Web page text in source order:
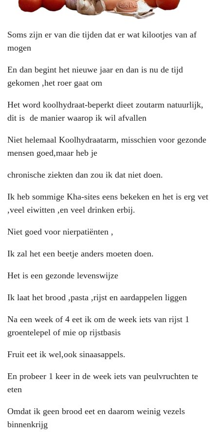
Soms zijn er van die tijden dat er wat kilootjes van af
mogen
En dan begint het nieuwe jaar en dan is nu de tijd
gekomen ,het roer gaat om
Het word koolhydraat-beperkt dieet zoutarm natuurlijk,
dit is de manier waarop ik wil afvallen
Niet helemaal Koolhydraatarm, misschien voor gezonde
mensen goed,maar heb je
chronische ziekten dan zou ik dat niet doen.
Ik heb sommige Kha-sites eens bekeken en het is erg vet
,veel eiwitten ,en veel drinken erbij.
Niet goed voor nierpatiënten ,
Ik zal het een beetje anders moeten doen.
Het is een gezonde levenswijze
Ik laat het brood ,pasta ,rijst en aardappelen liggen
Na een week of 4 eet ik om de week iets van rijst 1
groentelepel of mie op rijstbasis
Fruit eet ik wel,ook sinaasappels.
En probeer 1 keer in de week iets van peulvruchten te
eten
Omdat ik geen brood eet en daarom weinig vezels
binnenkrijg